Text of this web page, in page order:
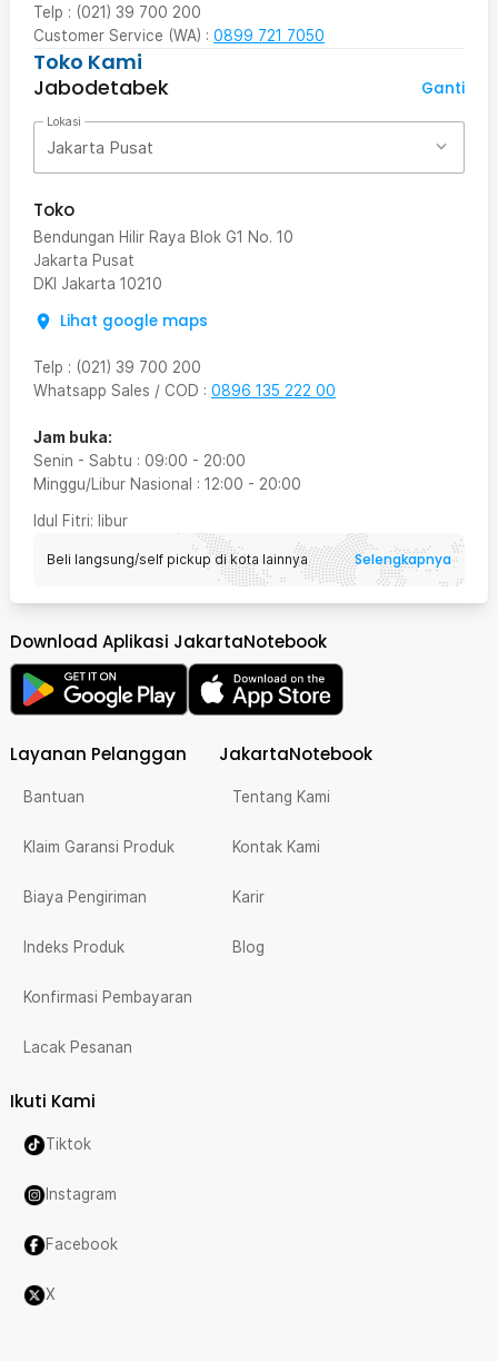
Telp : (021) 39 700 200
Customer Service (WA) : 0899 721 7050
Toko Kami
Jabodetabek
Ganti
Lokasi
Jakarta Pusat
Toko
Bendungan Hilir Raya Blok G1 No. 10
Jakarta Pusat
DKI Jakarta 10210
Lihat google maps
Telp : (021) 39 700 200
Whatsapp Sales / COD : 0896 135 222 00
Jam buka:
Senin - Sabtu : 09:00 - 20:00
Minggu/Libur Nasional : 12:00 - 20:00
Idul Fitri: libur
Beli langsung/self pickup di kota lainnya Selengkapnya
Download Aplikasi JakartaNotebook
Layanan Pelanggan
Bantuan
Klaim Garansi Produk
Biaya Pengiriman
Indeks Produk
Konfirmasi Pembayaran
Lacak Pesanan
JakartaNotebook
Tentang Kami
Kontak Kami
Karir
Blog
Ikuti Kami
Tiktok
Instagram
Facebook
X